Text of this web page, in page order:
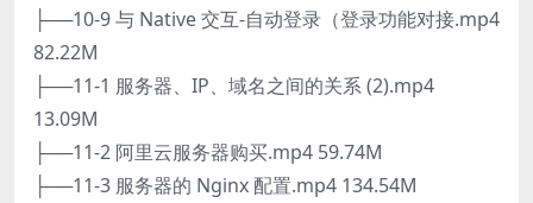
├──10-9 与 Native 交互-自动登录（登录功能对接.mp4
82.22M
├──11-1 服务器、IP、域名之间的关系 (2).mp4
13.09M
├──11-2 阿里云服务器购买.mp4 59.74M
├──11-3 服务器的 Nginx 配置.mp4 134.54M